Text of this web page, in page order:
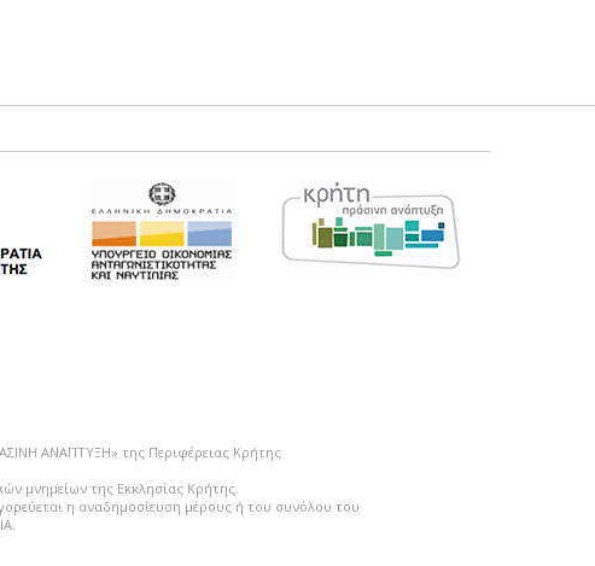
ΑΝΑΠΤΥΞΗ» της Περιφέρειας Κρήτης
μνημείων της Εκκλησίας Κρήτης.
η αναδημοσίευση μέρους ή του συνόλου του